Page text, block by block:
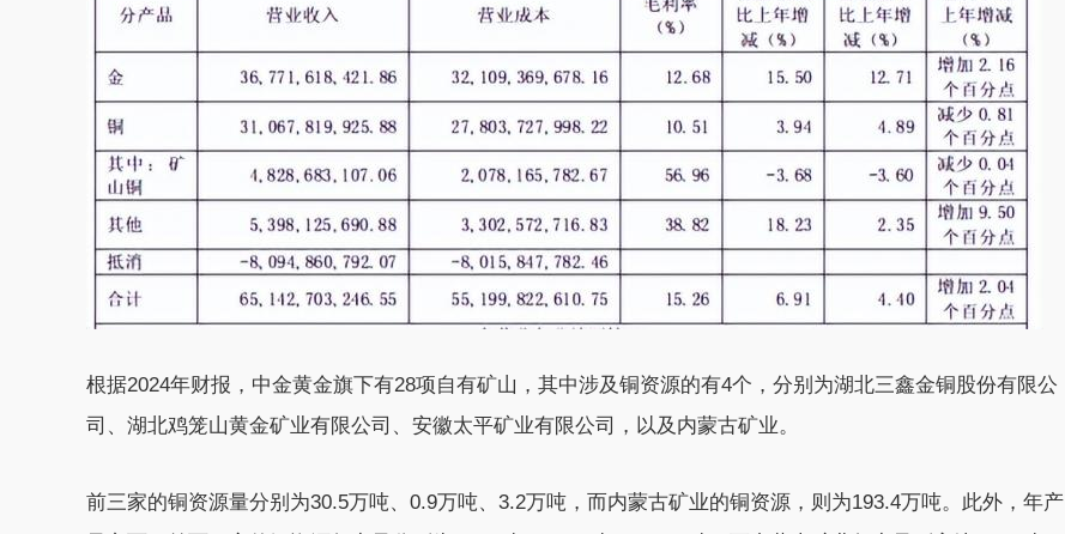
根据2024年财报，中金黄金旗下有28项自有矿山，其中涉及铜资源的有4个，分别为湖北三鑫金铜股份有限公
司、湖北鸡笼山黄金矿业有限公司、安徽太平矿业有限公司，以及内蒙古矿业。
前三家的铜资源量分别为30.5万吨、0.9万吨、3.2万吨，而内蒙古矿业的铜资源，则为193.4万吨。此外，年产